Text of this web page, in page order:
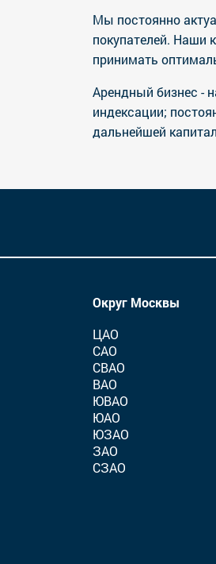
Мы постоянно
покупателей. Наши
принимать
Арендный бизнес -
индексации;
дальнейшей
Округ Москвы
ЦАО
САО
СВАО
ВАО
ЮВАО
ЮАО
ЮЗАО
ЗАО
СЗАО